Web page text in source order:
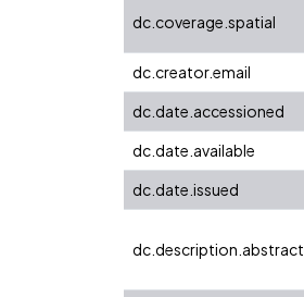
dc.coverage.spatial
dc.creator.email
dc.date.accessioned
dc.date.available
dc.date.issued
dc.description.abstract